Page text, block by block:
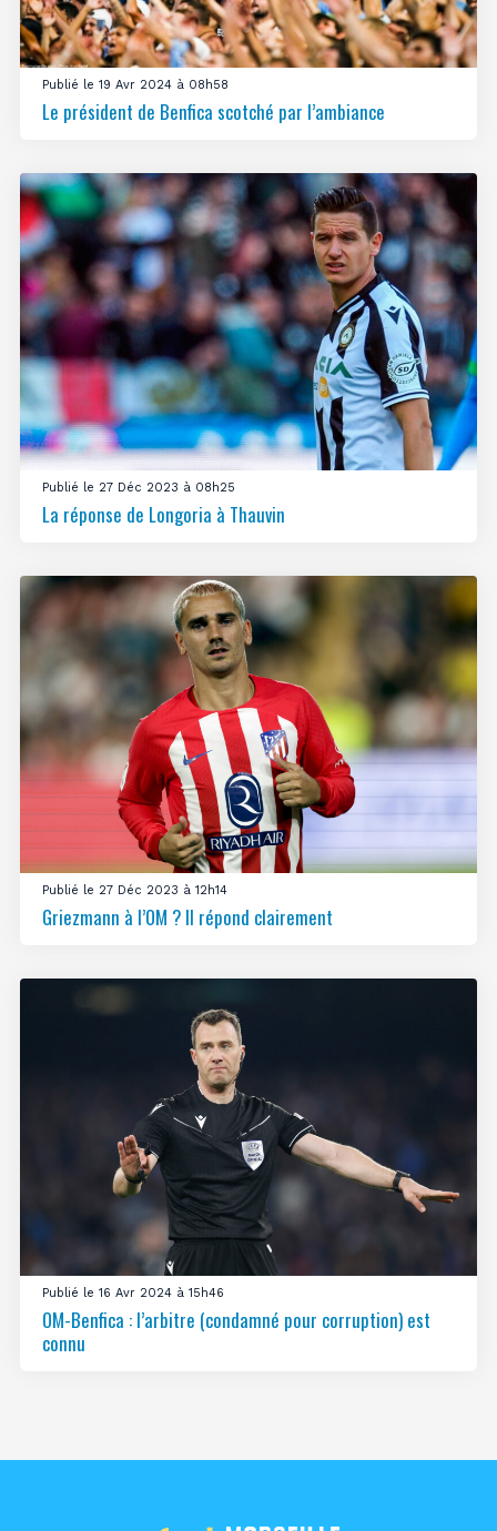
Publié le 19 Avr 2024 à 08h58
Le président de Benfica scotché par l’ambiance
Publié le 27 Déc 2023 à 08h25
La réponse de Longoria à Thauvin
Publié le 27 Déc 2023 à 12h14
Griezmann à l’OM ? Il répond clairement
Publié le 16 Avr 2024 à 15h46
OM-Benfica : l’arbitre (condamné pour corruption) est
connu